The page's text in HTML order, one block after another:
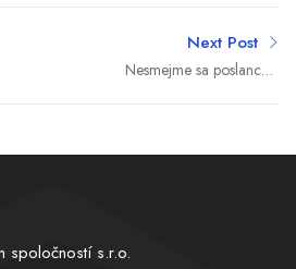
Next Post
Nesmejme sa poslancovi
spoločností s.r.o.